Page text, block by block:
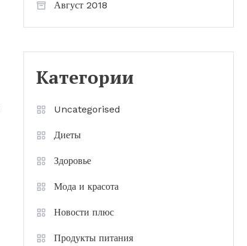
Август 2018
Категории
Uncategorised
Диеты
Здоровье
Мода и красота
Новости плюс
Продукты питания